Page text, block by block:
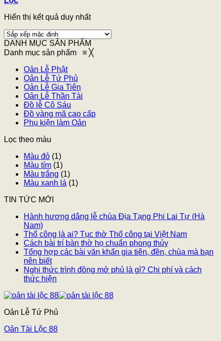
Hiển thị kết quả duy nhất
DANH MỤC SẢN PHẨM
Danh mục sản phẩm ≡ ╳
Oản Lễ Phật
Oản Lễ Tứ Phủ
Oản Lễ Gia Tiên
Oản Lễ Thần Tài
Đồ lễ Cô Sáu
Đồ vàng mã cao cấp
Phụ kiện làm Oản
Lọc theo màu
Màu đỏ (1)
Màu tím (1)
Màu trắng (1)
Màu xanh lá (1)
TIN TỨC MỚI
Hành hương dâng lễ chùa Địa Tạng Phi Lai Tự (Hà
Nam)
Thổ công là ai? Tục thờ Thổ công tại Việt Nam
Cách bài trí bàn thờ họ chuẩn phong thủy
Tổng hợp các bài văn khấn gia tiên, đền, chùa mà bạn
nên biết
Nghi thức trình đồng mở phủ là gì? Chi phí và cách
thức hiện
Oản Lễ Tứ Phủ
Oản Tài Lộc 88